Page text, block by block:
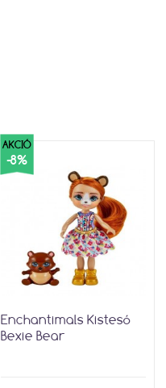
AKCIÓ
-8%
Enchantimals Kistesó
Bexie Bear